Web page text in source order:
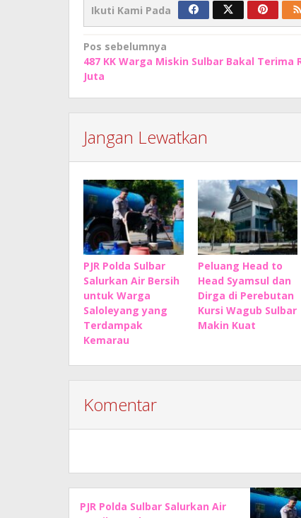
Ikuti Kami Pada
Navigasi
pos
Pos sebelumnya
487 KK Warga Miskin Sulbar Bakal Terima
Juta
Jangan Lewatkan
PJR Polda Sulbar
Salurkan Air Bersih
untuk Warga
Saloleyang yang
Terdampak
Kemarau
Peluang Head to
Head Syamsul dan
Dirga di Perebutan
Kursi Wagub Sulbar
Makin Kuat
Komentar
PJR Polda Sulbar Salurkan Air